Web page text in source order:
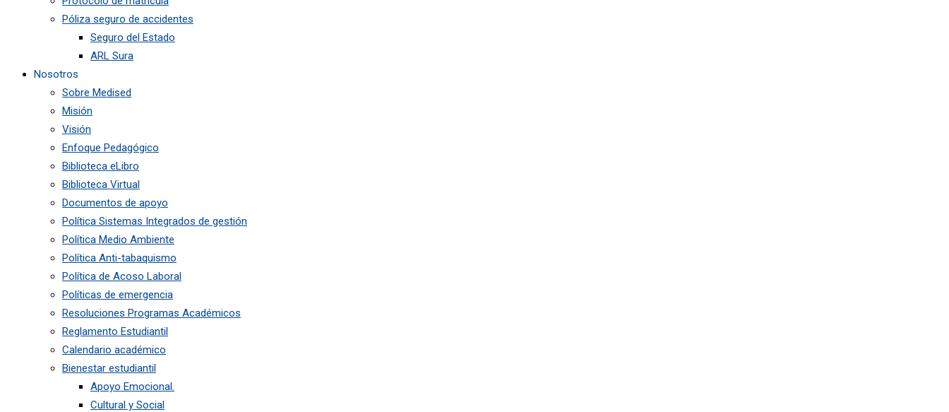
Póliza seguro de accidentes
Seguro del Estado
ARL Sura
Nosotros
Sobre Medised
Misión
Visión
Enfoque Pedagógico
Biblioteca eLibro
Biblioteca Virtual
Documentos de apoyo
Política Sistemas Integrados de gestión
Política Medio Ambiente
Política Anti-tabaquismo
Política de Acoso Laboral
Políticas de emergencia
Resoluciones Programas Académicos
Reglamento Estudiantil
Calendario académico
Bienestar estudiantil
Apoyo Emocional.
Cultural y Social